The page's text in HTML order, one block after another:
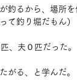
釣るから、場所
て釣り堀だもん）
、夫０匹だった。
がる、と学んだ。